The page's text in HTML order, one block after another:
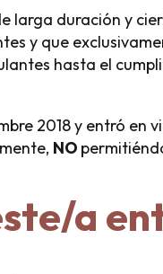
larga duración y
y que
hasta el
2018 y entró en
NO
a